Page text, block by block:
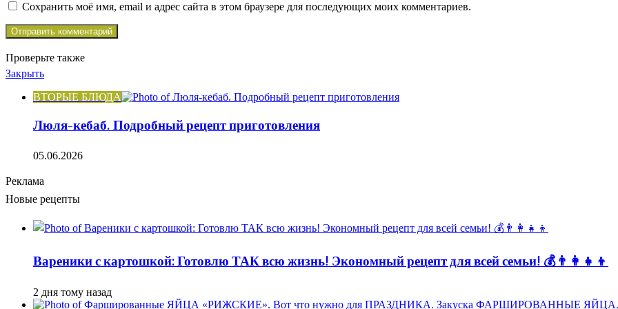
Сохранить моё имя, email и адрес сайта в этом браузере для последующих моих комментариев.
Проверьте также
Закрыть
ВТОРЫЕ БЛЮДА
Люля-кебаб. Подробный рецепт приготовления
05.06.2026
Реклама
Новые рецепты
Вареники с картошкой: Готовлю ТАК всю жизнь! Экономный рецепт для всей семьи! 💰👨👩👧👦
2 дня тому назад